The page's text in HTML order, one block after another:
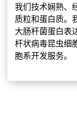
我们技术娴熟、
质粒和蛋白质。
大肠杆菌蛋白表
杆状病毒昆虫细
胞系开发服务。